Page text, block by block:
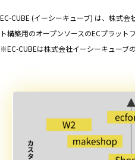
EC-CUBE (イーシーキューブ) は、株式
ト構築用のオープンソースのECプラット
※EC-CUBEは株式会社イーシーキューブ